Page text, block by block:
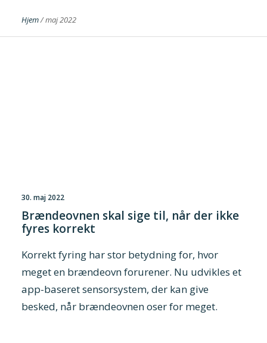
Dansk
English
Danske Testfaciliteter
Hjem/maj 2022
30. maj 2022
Brændeovnen skal sige til, når der ikke
fyres korrekt
Korrekt fyring har stor betydning for, hvor
meget en brændeovn forurener. Nu udvikles et
app-baseret sensorsystem, der kan give
besked, når brændeovnen oser for meget.